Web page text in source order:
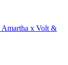
Amartha x Volt &